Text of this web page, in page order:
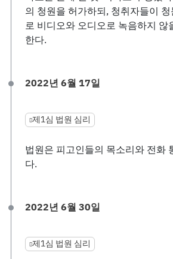
의 청원을 허가하되, 청취자들이
로 비디오와 오디오로 녹음하지 않
한다.
2022년 6월 17일
제1심 법원 심리
법원은 피고인들의 목소리와 전화
다.
2022년 6월 30일
제1심 법원 심리